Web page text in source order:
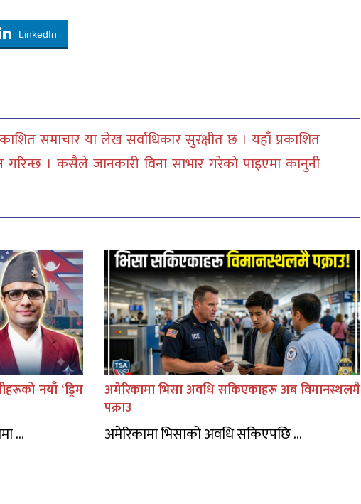
LinkedIn
समाचार या लेख सर्वाधिकार सुरक्षीत छ । यहाँ प्रकाशित
। कसैले जानकारी विना साभार गरेको पाइएमा कानुनी
नयाँ ‘ड्रिम
...
अमेरिकामा भिसा अवधि सकिएकाहरू अब विमानस्थलमै
पक्राउ
अमेरिकामा भिसाको अवधि सकिएपछि ...